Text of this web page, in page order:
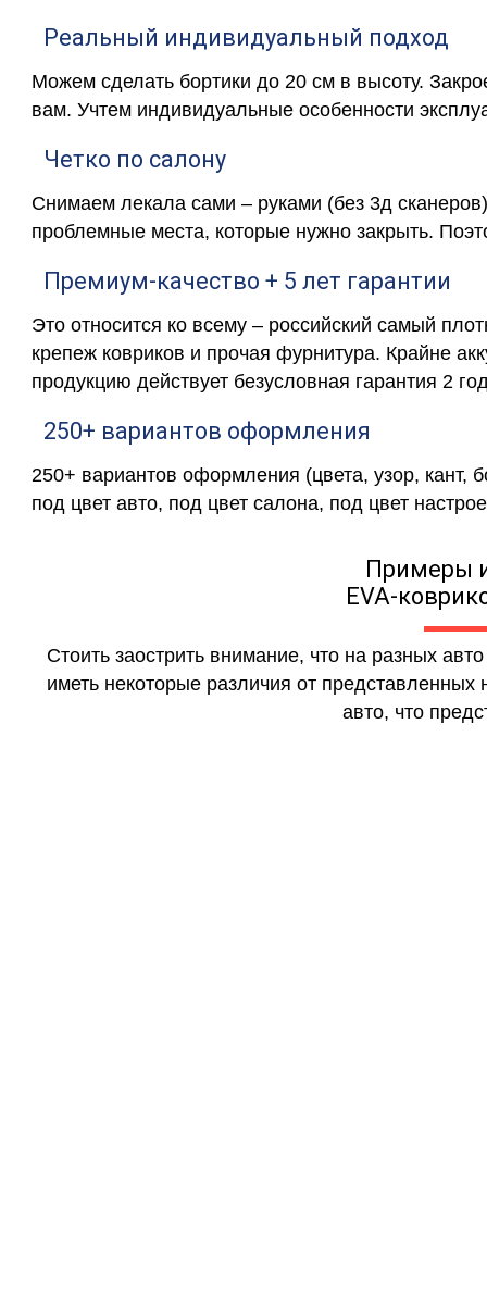
Реальный индивидуальный подход
Можем сделать бортики до 20 см в высоту.
вам. Учтем индивидуальные особенности
Четко по салону
Снимаем лекала сами – руками (без 3д
проблемные места, которые нужно закрыть.
Премиум-качество + 5 лет гарантии
Это относится ко всему – российский самый
крепеж ковриков и прочая фурнитура. Крайне
продукцию действует безусловная гарантия 2
250+ вариантов оформления
250+ вариантов оформления (цвета, узор, кант,
под цвет авто, под цвет салона, под цвет
Примеры
EVA-
Стоить заострить внимание, что на разных
иметь некоторые различия от
авто, что